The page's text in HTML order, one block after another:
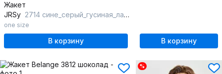
Жакет
JRSy 2714 сине_серый_гусиная_лапка
one size
В корзину В корзину
%